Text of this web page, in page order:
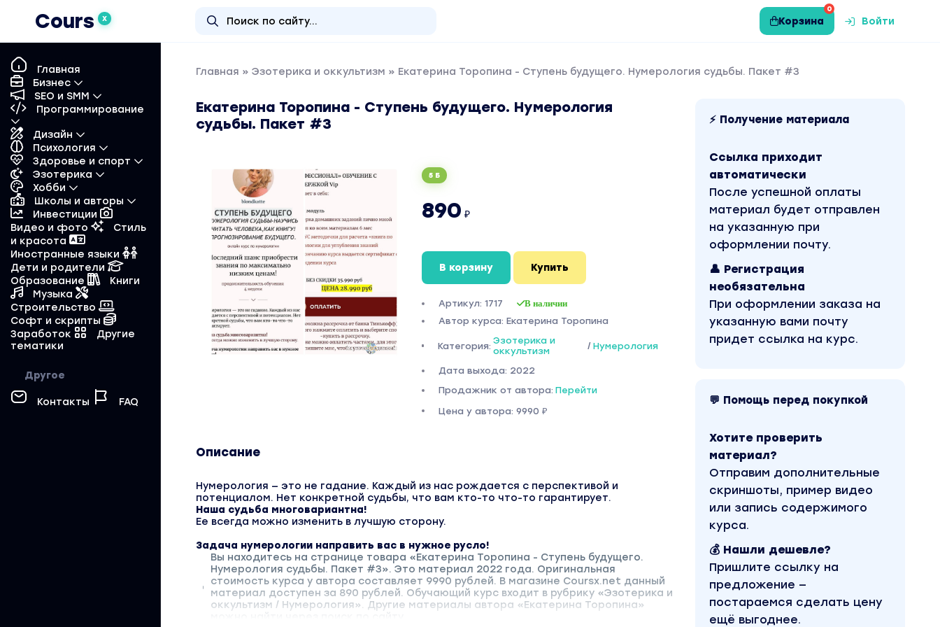
Cours X
0
Корзина Войти
Главная
Бизнес
SEO и SMM
Программирование
Дизайн
Психология
Здоровье и спорт
Эзотерика
Хобби
Школы и авторы
Инвестиции
Видео и фото
Стиль
и красота
Иностранные языки
Дети и родители
Образование
Книги
Музыка
Строительство
Софт и скрипты
Заработок
Другие
тематики
Другое
Контакты FAQ
Главная » Эзотерика и оккультизм » Екатерина Торопина - Ступень будущего. Нумерология судьбы. Пакет #3
Екатерина Торопина - Ступень будущего. Нумерология
судьбы. Пакет #3
5 Б
890 ₽
В корзину Купить
Артикул: 1717 В наличии
Автор курса: Екатерина Торопина
Категория: Эзотерика и
оккультизм
/ Нумерология
Дата выхода: 2022
Продажник от автора: Перейти
Цена у автора: 9990 ₽
Описание
Нумерология — это не гадание. Каждый из нас рождается с перспективой и
потенциалом. Нет конкретной судьбы, что вам кто-то что-то гарантирует.
Наша судьба многовариантна!
‌Ее всегда можно изменить в лучшую сторону.
Задача нумерологии направить вас в нужное русло!
Вы находитесь на странице товара «Екатерина Торопина - Ступень будущего.
Нумерология судьбы. Пакет #3». Это материал 2022 года. Оригинальная
стоимость курса у автора составляет 9990 рублей. В магазине Coursx.net данный
материал доступен за 890 рублей. Обучающий курс входит в рубрику «Эзотерика и
оккультизм / Нумерология». Другие материалы автора «Екатерина Торопина»
⚡ Получение материала
Ссылка приходит
автоматически
После успешной оплаты
материал будет отправлен
на указанную при
оформлении почту.
👤 Регистрация
необязательна
При оформлении заказа на
указанную вами почту
придет ссылка на курс.
💬 Помощь перед покупкой
Хотите проверить
материал?
Отправим дополнительные
скриншоты, пример видео
или запись содержимого
курса.
💰 Нашли дешевле?
Пришлите ссылку на
предложение —
постараемся сделать цену
ещё выгоднее.